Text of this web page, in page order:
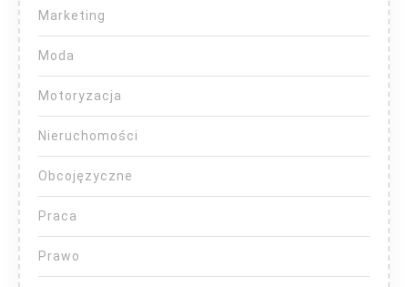
Marketing
Moda
Motoryzacja
Nieruchomości
Obcojęzyczne
Praca
Prawo